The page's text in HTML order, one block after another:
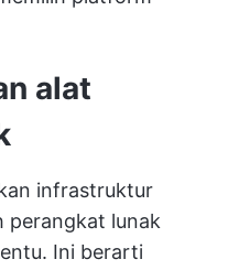
alat
infrastruktur
perangkat lunak
Ini berarti